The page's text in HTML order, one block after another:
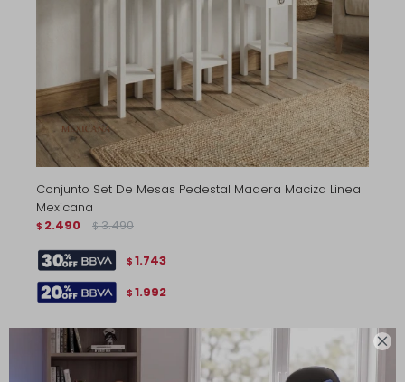

Conjunto Set De Mesas Pedestal Madera Maciza Linea
Mexicana
$ 2.490 $ 3.490
$ 1.743
$ 1.992